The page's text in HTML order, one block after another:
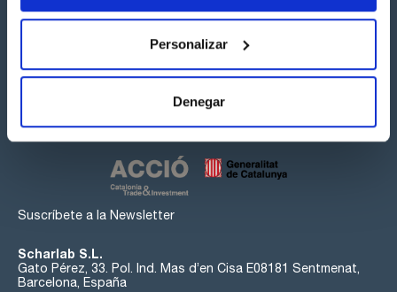
Personalizar
Denegar
Síguenos:
Suscríbete a la Newsletter
Scharlab S.L.
Gato Pérez, 33. Pol. Ind. Mas d’en Cisa E08181 Sentmenat,
Barcelona, España